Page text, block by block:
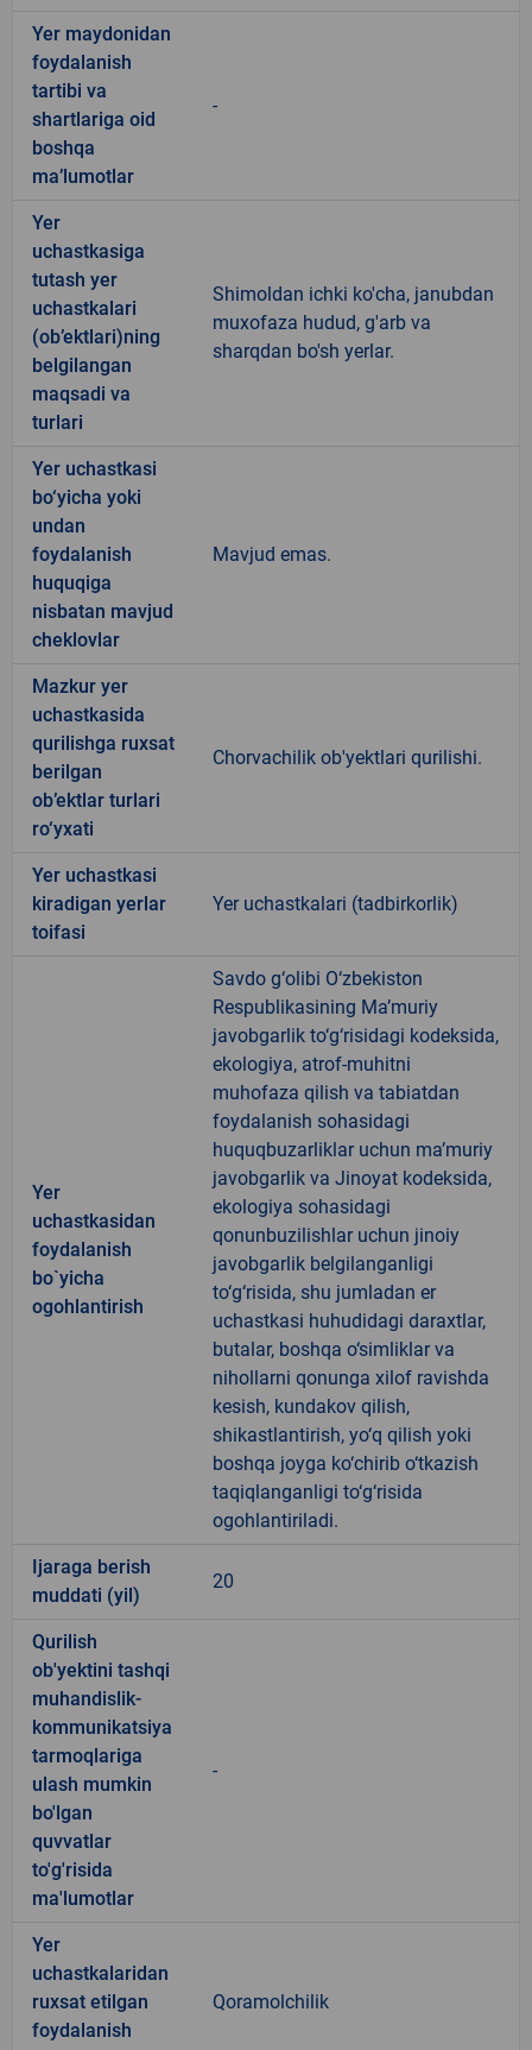
Yer maydonidan
foydalanish
tartibi va
shartlariga oid
boshqa
ma’lumotlar
-
Yer
uchastkasiga
tutash yer
uchastkalari
(ob’ektlari)ning
belgilangan
maqsadi va
turlari
Shimoldan ichki ko'cha, janubdan
muxofaza hudud, g'arb va
sharqdan bo'sh yerlar.
Yer uchastkasi
bo‘yicha yoki
undan
foydalanish
huquqiga
nisbatan mavjud
cheklovlar
Mavjud emas.
Mazkur yer
uchastkasida
qurilishga ruxsat
berilgan
ob’ektlar turlari
ro‘yxati
Chorvachilik ob'yektlari qurilishi.
Yer uchastkasi
kiradigan yerlar
toifasi
Yer uchastkalari (tadbirkorlik)
Yer
uchastkasidan
foydalanish
bo`yicha
ogohlantirish
Savdo g‘olibi O‘zbekiston
Respublikasining Ma’muriy
javobgarlik to‘g‘risidagi kodeksida,
ekologiya, atrof-muhitni
muhofaza qilish va tabiatdan
foydalanish sohasidagi
huquqbuzarliklar uchun ma’muriy
javobgarlik va Jinoyat kodeksida,
ekologiya sohasidagi
qonunbuzilishlar uchun jinoiy
javobgarlik belgilanganligi
to‘g‘risida, shu jumladan er
uchastkasi huhudidagi daraxtlar,
butalar, boshqa o‘simliklar va
nihollarni qonunga xilof ravishda
kesish, kundakov qilish,
shikastlantirish, yo‘q qilish yoki
boshqa joyga ko‘chirib o‘tkazish
taqiqlanganligi to‘g‘risida
ogohlantiriladi.
Ijaraga berish
muddati (yil)
20
Qurilish
ob'yektini tashqi
muhandislik-
kommunikatsiya
tarmoqlariga
ulash mumkin
bo'lgan
quvvatlar
to'g'risida
ma'lumotlar
-
Yer
uchastkalaridan
ruxsat etilgan
foydalanish
Qoramolchilik